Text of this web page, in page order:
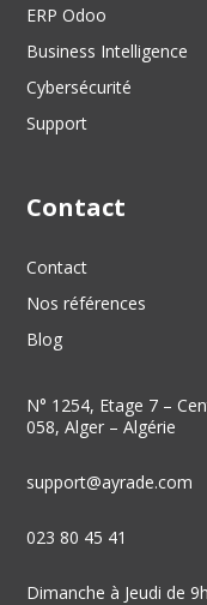
ERP Odoo
Business Intelligence
Cybersécurité
Support
Contact
Contact
Nos références
Blog
N° 1254, Etage 7 –
058, Alger – Algérie
support@ayrade.com
023 80 45 41
Dimanche à Jeudi de